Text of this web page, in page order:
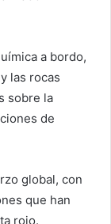
a bordo,
las rocas
sobre la
de
global, con
que han
rojo.